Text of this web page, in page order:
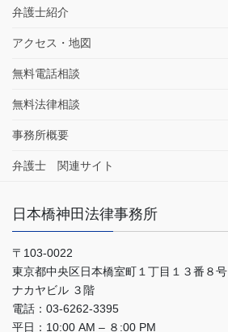
弁護士紹介
アクセス・地図
無料電話相談
無料法律相談
事務所概要
弁護士 関連サイト
日本橋神田法律事務所
〒103-0022
東京都中央区日本橋室町１丁目１３番８号
ナカヤビル ３階
電話：03-6262-3395
平日：10:00 AM – ８:00 PM